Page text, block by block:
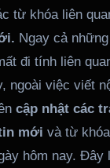
từ khóa liên
Ngay cả
đi tính liên
ngoài việc viết
cập nhật các
mới và từ
hôm nay. Đây